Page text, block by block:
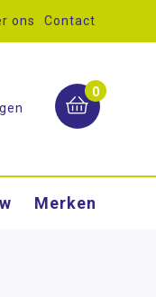
ons Contact
0
Merken